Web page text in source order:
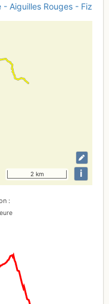
- Aiguilles Rouges - Fiz
2 km i
: